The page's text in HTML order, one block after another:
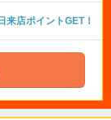
来店ポイントGET！